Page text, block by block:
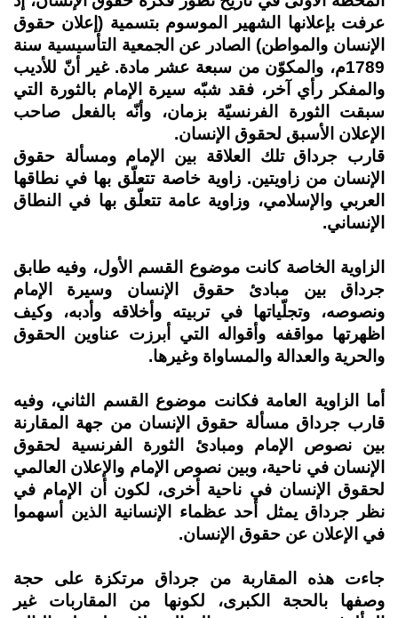
عرفت بإعلانها الشهير الموسوم بتسمية (إعلان حقوق
الإنسان والمواطن) الصادر عن الجمعية التأسيسية سنة
1789م، والمكوّن من سبعة عشر مادة. غير أنّ للأديب
والمفكر رأي آخر، فقد شبّه سيرة الإمام بالثورة التي
سبقت الثورة الفرنسيّة بزمان، وأنّه بالفعل صاحب
الإعلان الأسبق لحقوق الإنسان.
قارب جرداق تلك العلاقة بين الإمام ومسألة حقوق
الإنسان من زاويتين. زاوية خاصة تتعلّق بها في نطاقها
العربي والإسلامي، وزاوية عامة تتعلّق بها في النطاق
الإنساني.
الزاوية الخاصة كانت موضوع القسم الأول، وفيه طابق
جرداق بين مبادئ حقوق الإنسان وسيرة الإمام
ونصوصه، وتجلّياتها في تربيته وأخلاقه وأدبه، وكيف
اظهرتها مواقفه وأقواله التي أبرزت عناوين الحقوق
والحرية والعدالة والمساواة وغيرها.
أما الزاوية العامة فكانت موضوع القسم الثاني، وفيه
قارب جرداق مسألة حقوق الإنسان من جهة المقارنة
بين نصوص الإمام ومبادئ الثورة الفرنسية لحقوق
الإنسان في ناحية، وبين نصوص الإمام والإعلان العالمي
لحقوق الإنسان في ناحية أخرى، لكون أن الإمام في
نظر جرداق يمثل أحد عظماء الإنسانية الذين أسهموا
في الإعلان عن حقوق الإنسان.
جاءت هذه المقاربة من جرداق مرتكزة على حجة
وصفها بالحجة الكبرى، لكونها من المقاربات غير